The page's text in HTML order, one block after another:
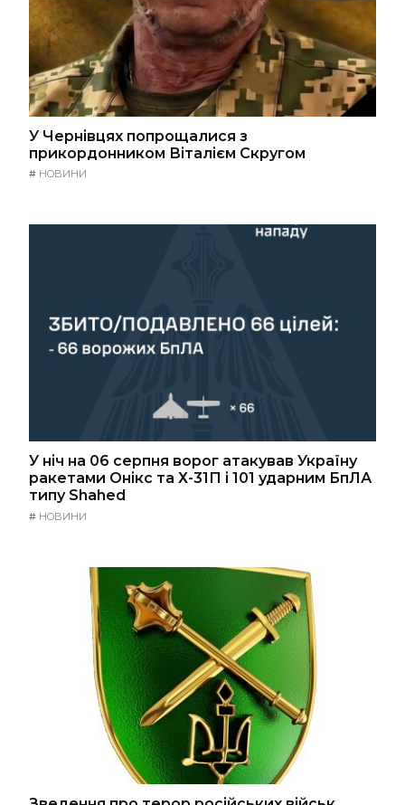
У Чернівцях попрощалися з
прикордонником Віталієм Скругом
# НОВИНИ
У ніч на 06 серпня ворог атакував Україну
ракетами Онікс та Х-31П і 101 ударним БпЛА
типу Shahed
# НОВИНИ